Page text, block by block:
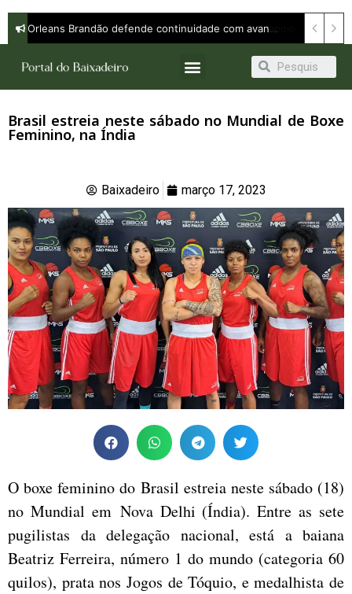
Brasil estreia neste sábado no Mundial de Boxe
Feminino, na Índia
Baixadeiro março 17, 2023
O boxe feminino do Brasil estreia neste sábado (18)
no Mundial em Nova Delhi (Índia). Entre as sete
pugilistas da delegação nacional, está a baiana
Beatriz Ferreira, número 1 do mundo (categoria 60
quilos), prata nos Jogos de Tóquio, e medalhista de